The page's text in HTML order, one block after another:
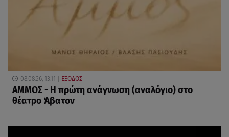
08.08.26, 13:11 ΕΞΟΔΟΣ
ΑΜΜΟΣ - Η πρώτη ανάγνωση (αναλόγιο) στο
θέατρο Άβατον